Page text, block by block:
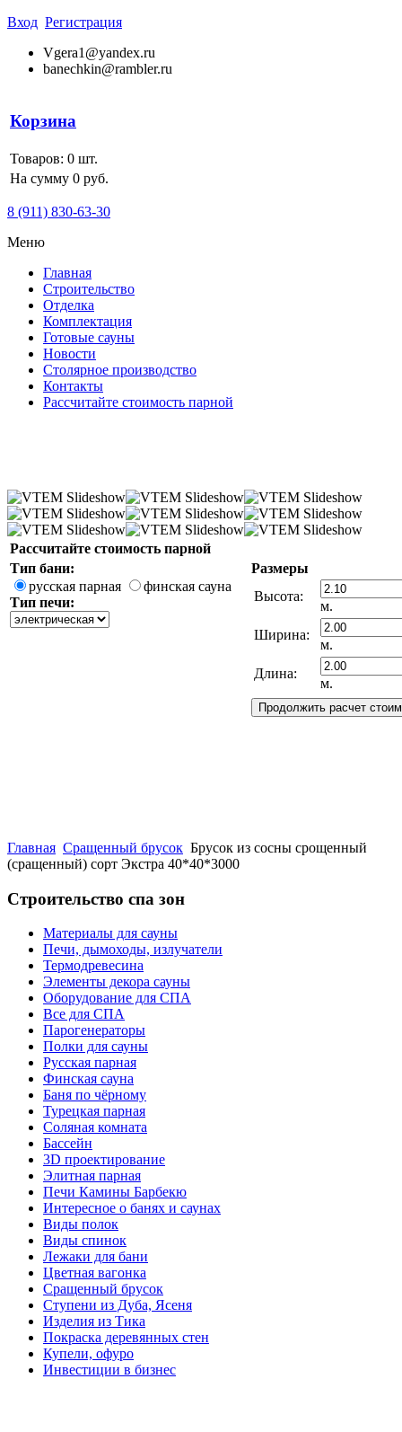
Вход Регистрация
Vgera1@yandex.ru
banechkin@rambler.ru
Корзина
Товаров: 0 шт.
На сумму 0 руб.
8 (911) 830-63-30
Меню
Главная
Строительство
Отделка
Комплектация
Готовые сауны
Новости
Столярное производство
Контакты
Рассчитайте стоимость парной
Рассчитайте стоимость парной
Тип бани:
русская парная
финская сауна
Тип печи:
Размеры
Высота:
м.
Ширина:
м.
Длина:
м.
Главная Сращенный брусок Брусок из сосны срощенный
(сращенный) сорт Экстра 40*40*3000
Строительство спа зон
Материалы для сауны
Печи, дымоходы, излучатели
Термодревесина
Элементы декора сауны
Оборудование для СПА
Все для СПА
Парогенераторы
Полки для сауны
Русская парная
Финская сауна
Баня по чёрному
Турецкая парная
Соляная комната
Бассейн
3D проектирование
Элитная парная
Печи Камины Барбекю
Интересное о банях и саунах
Виды полок
Виды спинок
Лежаки для бани
Цветная вагонка
Сращенный брусок
Ступени из Дуба, Ясеня
Изделия из Тика
Покраска деревянных стен
Купели, офуро
Инвестиции в бизнес